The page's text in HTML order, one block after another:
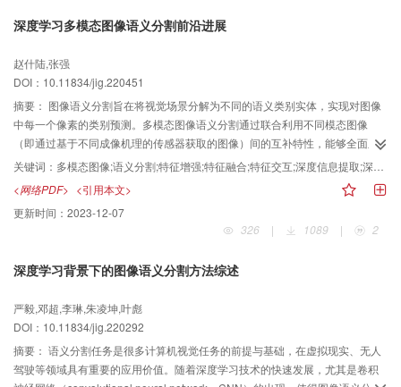
采用编码器—解码器结构分为两大类，点云上采样算法可根据网络主要结构分
的方法。其次，总结了质量增强任务中常用的数据集与评价指标，并分别对比
分析了现阶段点云补全、上采样和去噪中主流算法的性能。最后，通过系统的
梳理，凝练出点云质量增强方向所面临的挑战，并对未来的研究趋势进行了展
望。此外，本文汇总了涉及的文献及其开源代码，详见链接
https://github.com/LilydotEE/Point_cloud_quality_enhancement。
深度学习多模态图像语义分割前沿进展
赵什陆,张强
DOI：10.11834/jig.220451
摘要： 图像语义分割旨在将视觉场景分解为不同的语义类别实体，实现对图像
中每一个像素的类别预测。多模态图像语义分割通过联合利用不同模态图像
（即通过基于不同成像机理的传感器获取的图像）间的互补特性，能够全面且
准确地实现复杂场景信息的学习与推理。目前基于深度学习的多模态图像语义
分割前沿成果较多，但缺少系统且全面的调研与分析。本文首先总结并分析了
目前主流的基于深度学习的可见光—热红外（red-green-blue-thermal，RGB-
T）图像语义分割算法和可见光—深度（red-green-blue-depth，RGB-D）图像
语义分割算法。依据算法侧重点不同，将基于深度学习的RGB-T图像语义分割
多层级图像特征交互的方法；依据算法对深度信息的利用方式，将基于深度学
引导的方法。然后，介绍了多模态图像语义分割算法常用的客观评测指标以及
数据集，并在常用数据集上对上述算法进行对比。对于RGB-T图像语义分割，
在MFNet（multi-spectral fusion network）数据集上，GMNet（graded-feature
multilabel-learning network）和MFFENet（multiscale feature fusion and
关键词： 多模态图像;语义分割;特征增强;特征融合;特征交互;深度信息提取;深度信息引导
<网络PDF> <引用本文>
更新时间： 2023-12-07
326
| 1089 | 2
深度学习背景下的图像语义分割方法综述
严毅,邓超,李琳,朱凌坤,叶彪
DOI：10.11834/jig.220292
摘要： 语义分割任务是很多计算机视觉任务的前提与基础，在虚拟现实、无人
驾驶等领域具有重要的应用价值。随着深度学习技术的快速发展，尤其是卷积